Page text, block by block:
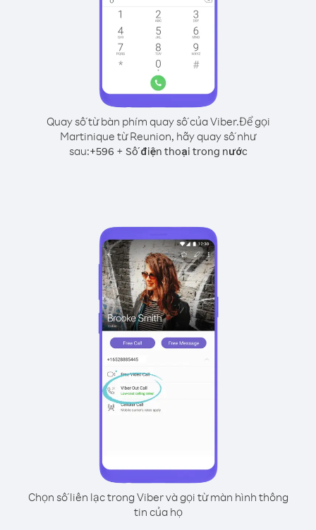
Quay số từ bàn phím quay số của Viber.Để gọi
Martinique từ Reunion, hãy quay số như
sau:+596 + Số điện thoại trong nước
Chọn số liên lạc trong Viber và gọi từ màn hình thông
tin của họ